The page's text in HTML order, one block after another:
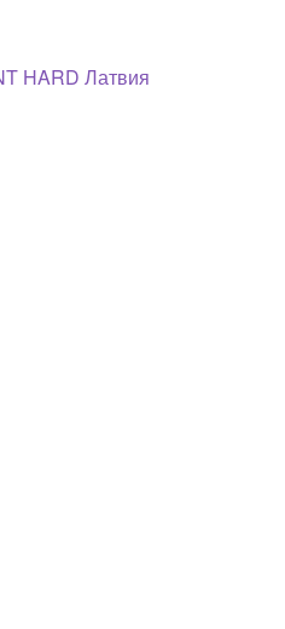
HARD Латвия